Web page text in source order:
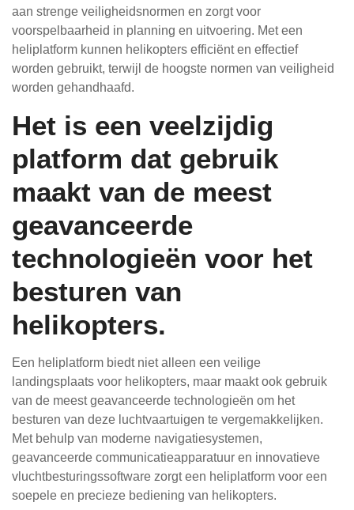
aan strenge veiligheidsnormen en zorgt voor
voorspelbaarheid in planning en uitvoering. Met een
heliplatform kunnen helikopters efficiënt en effectief
worden gebruikt, terwijl de hoogste normen van veiligheid
worden gehandhaafd.
Het is een veelzijdig
platform dat gebruik
maakt van de meest
geavanceerde
technologieën voor het
besturen van
helikopters.
Een heliplatform biedt niet alleen een veilige
landingsplaats voor helikopters, maar maakt ook gebruik
van de meest geavanceerde technologieën om het
besturen van deze luchtvaartuigen te vergemakkelijken.
Met behulp van moderne navigatiesystemen,
geavanceerde communicatieapparatuur en innovatieve
vluchtbesturingssoftware zorgt een heliplatform voor een
soepele en precieze bediening van helikopters.